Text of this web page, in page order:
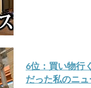
6位：買い物行
だった私のニュ